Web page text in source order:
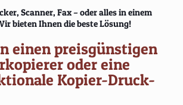
Scanner, Fax – oder alles in einem
bieten Ihnen die beste Lösung!
einen preisgünstigen
oder eine
Kopier-Druck-